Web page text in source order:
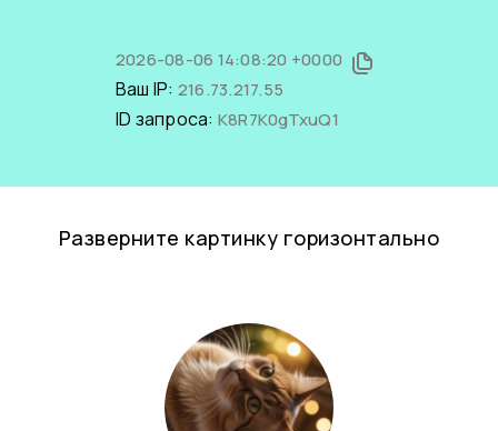
2026-08-06 14:08:20 +0000
Ваш IP: 216.73.217.55
ID запроса: K8R7K0gTxuQ1
Разверните картинку горизонтально